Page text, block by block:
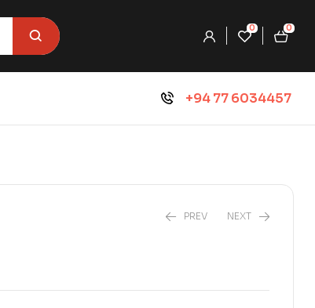
0 0
+94 77 6034457
PREV NEXT
₨1,200.0
₨1,080.0